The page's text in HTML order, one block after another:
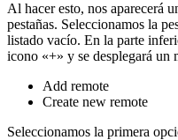
Al hacer esto, nos aparecerá
pestañas. Seleccionamos la
listado vacío. En la parte
icono «+» y se desplegará un
Add remote
Create new remote
Seleccionamos la primera